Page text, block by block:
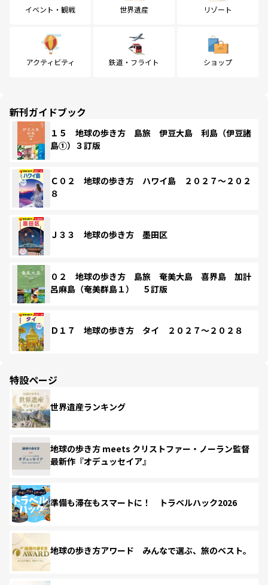
イベント・観戦 世界遺産 リゾート
アクティビティ 鉄道・フライト ショップ
新刊ガイドブック
１５ 地球の歩き方 島旅 伊豆大島 利島（伊豆諸
島①）３訂版
Ｃ０２ 地球の歩き方 ハワイ島 ２０２７～２０２
８
Ｊ３３ 地球の歩き方 墨田区
０２ 地球の歩き方 島旅 奄美大島 喜界島 加計
呂麻島（奄美群島１） ５訂版
Ｄ１７ 地球の歩き方 タイ ２０２７～２０２８
特設ページ
世界遺産ランキング
地球の歩き方 meets クリストファー・ノーラン監督
最新作『オデュッセイア』
準備も滞在もスマートに！ トラベルハック2026
地球の歩き方アワード みんなで選ぶ、旅のベスト。